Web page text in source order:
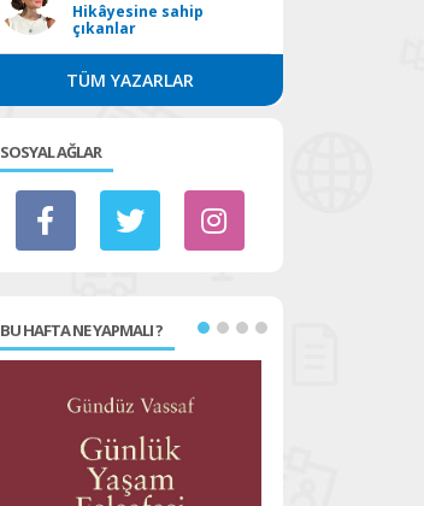
Hikâyesine sahip
çıkanlar
TÜM YAZARLAR
SOSYAL AĞLAR
BU HAFTA NE YAPMALI ?